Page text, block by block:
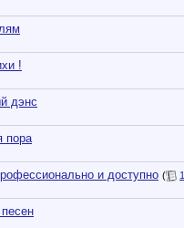
!
дэнс
пора
и доступно (
1